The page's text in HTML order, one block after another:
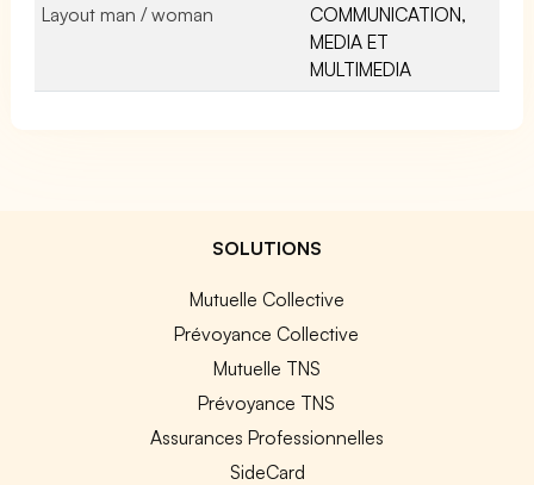
Layout man / woman
COMMUNICATION,
MEDIA ET
MULTIMEDIA
SOLUTIONS
Mutuelle Collective
Prévoyance Collective
Mutuelle TNS
Prévoyance TNS
Assurances Professionnelles
SideCard